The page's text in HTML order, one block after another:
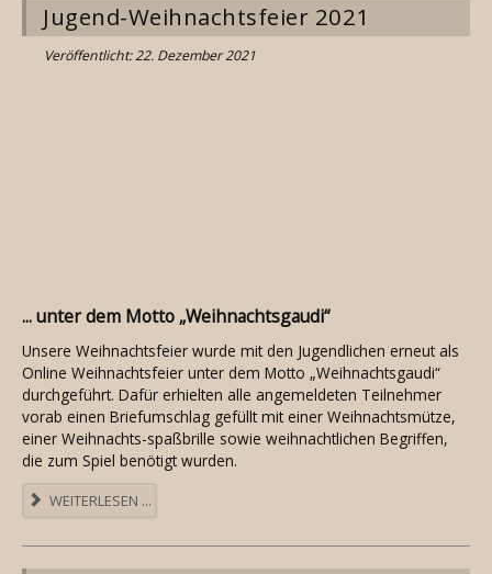
Jugend-Weihnachtsfeier 2021
Veröffentlicht: 22. Dezember 2021
... unter dem Motto „Weihnachtsgaudi“
Unsere Weihnachtsfeier wurde mit den Jugendlichen erneut als
Online Weihnachtsfeier unter dem Motto „Weihnachtsgaudi“
durchgeführt. Dafür erhielten alle angemeldeten Teilnehmer
vorab einen Briefumschlag gefüllt mit einer Weihnachtsmütze,
einer Weihnachts-spaßbrille sowie weihnachtlichen Begriffen,
die zum Spiel benötigt wurden.
WEITERLESEN ...